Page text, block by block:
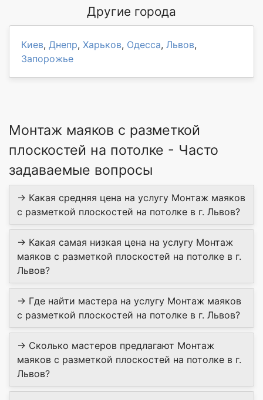
Другие города
Киев, Днепр, Харьков, Одесса, Львов,
Запорожье
Монтаж маяков с разметкой
плоскостей на потолке - Часто
задаваемые вопросы
→ Какая средняя цена на услугу Монтаж маяков
с разметкой плоскостей на потолке в г. Львов?
→ Какая самая низкая цена на услугу Монтаж
маяков с разметкой плоскостей на потолке в г.
Львов?
→ Где найти мастера на услугу Монтаж маяков
с разметкой плоскостей на потолке в г. Львов?
→ Сколько мастеров предлагают Монтаж
маяков с разметкой плоскостей на потолке в г.
Львов?